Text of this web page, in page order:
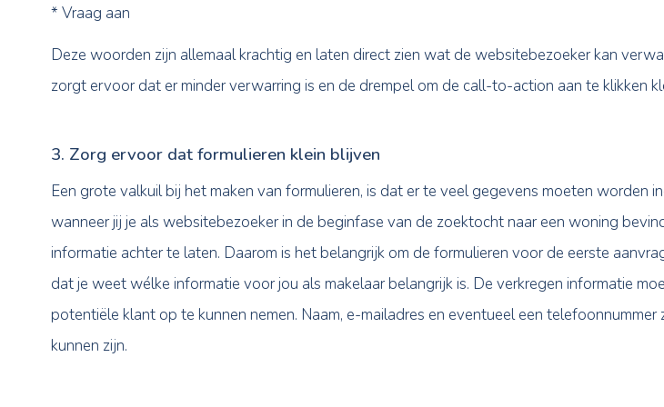
2. Voeg de juiste call-to-actions toe
kleur een groot contrast vormen met de rest van je website. Hierdoor vallen
kort en bondig bericht hebben, ze moeten de gebruiker direct uitnodigen om
* Ik wil informatie
* Download nu
* Probeer nu gratis
* Neem contact op